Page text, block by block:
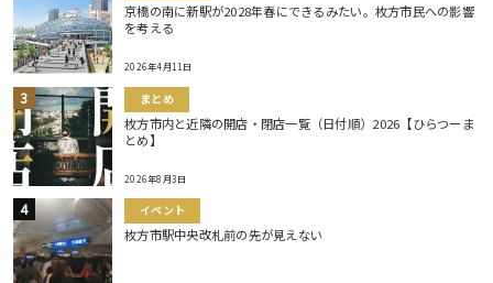
京橋の南に新駅が2028年春にできるみたい。枚方市民への影響
を考える
2026年4月11日
まとめ
枚方市内と近隣の開店・閉店一覧（日付順）2026【ひらつーま
とめ】
2026年8月3日
イベント
枚方市駅中央改札前の先が見えない